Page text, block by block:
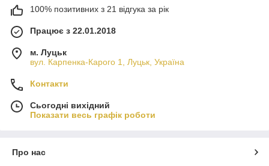
100% позитивних з 21 відгука за рік
Працює з 22.01.2018
м. Луцьк
вул. Карпенка-Карого 1, Луцьк, Україна
Контакти
Сьогодні вихідний
Показати весь графік роботи
Про нас